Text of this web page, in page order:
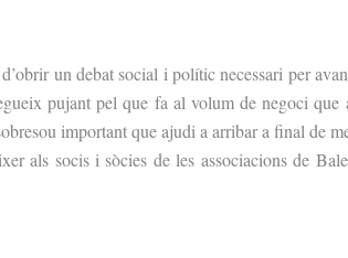
un debat social i polític necessari per
pujant pel que fa al volum de negoci
important que ajudi a arribar a final de
als socis i sòcies de les associacions de